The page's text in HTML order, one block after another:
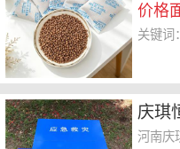
站防
价格
庆琪
河南庆